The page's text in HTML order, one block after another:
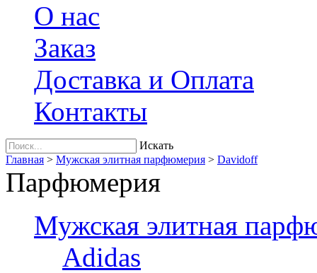
О нас
Заказ
Доставка и Оплата
Контакты
Искать
Главная > Мужская элитная парфюмерия > Davidoff
Парфюмерия
Мужская элитная
Adidas